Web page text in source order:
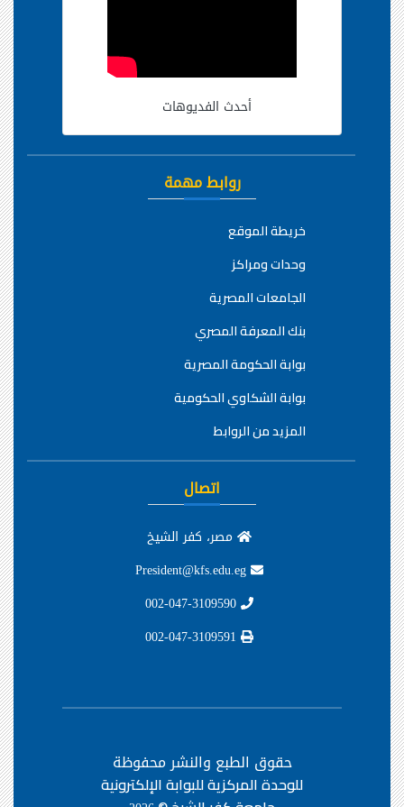
أحدث الفديوهات
روابط مهمة
خريطة الموقع
وحدات ومراكز
الجامعات المصرية
بنك المعرفة المصري
بوابة الحكومة المصرية
بوابة الشكاوي الحكومية
المزيد من الروابط
اتصال
مصر، كفر الشيخ
حقوق الطبع والنشر محفوظة
للوحدة المركزية للبوابة الإلكترونية